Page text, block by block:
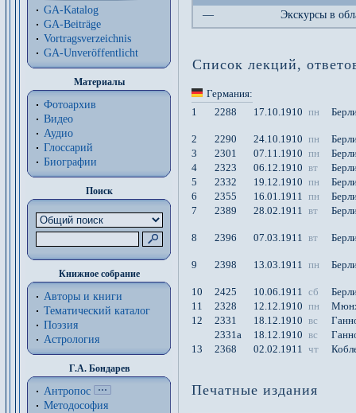
GA-Katalog
GA-Beiträge
Vortragsverzeichnis
GA-Unveröffentlicht
Материалы
Фотоархив
Видео
Аудио
Глоссарий
Биографии
Поиск
Книжное собрание
Авторы и книги
Тематический каталог
Поэзия
Астрология
Г.А. Бондарев
Антропос
Методософия
—
Экскурсы в
Список лекций,
Германия:
1
2288 17.10.1910 пн
2 2290 24.10.1910 пн
3
2301 07.11.1910 пн
4
2323 06.12.1910 вт
5
2332 19.12.1910 пн
6
2355 16.01.1911 пн
7
2389 28.02.1911 вт
8 2396 07.03.1911 вт
9 2398 13.03.1911 пн
10 2425 10.06.1911 сб
11
2328 12.12.1910 пн
12
2331 18.12.1910 вс
2331a
18.12.1910 вс
13
2368 02.02.1911 чт
Печатные издания